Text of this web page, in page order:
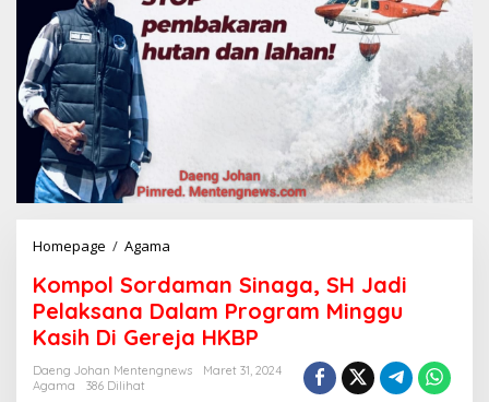
Homepage / Agama
m
p
o
l
S
Kompol Sordaman Sinaga, SH Jadi
Pelaksana Dalam Program Minggu
Kasih Di Gereja HKBP
Daeng Johan Mentengnews
Maret 31, 2024
Agama
386 Dilihat